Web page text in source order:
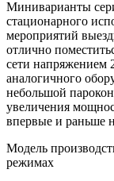
Миниварианты
стационарного
мероприятий
отлично
сети напряжением
аналогичного
небольшой
увеличения
впервые и раньше
Модель
режимах